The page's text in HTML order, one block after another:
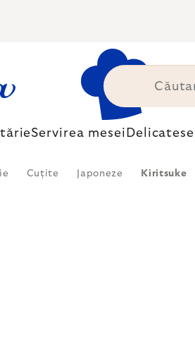
Servirea mesei Delicatese
Cuțite Japoneze Kiritsuke